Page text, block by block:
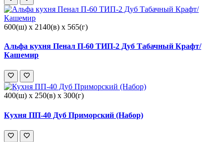
600(ш) x 2140(в) x 565(г)
Альфа кухня Пенал П-60 ТИП-2 Дуб Табачный Крафт/
Кашемир
400(ш) x 250(в) x 300(г)
Кухня ПП-40 Дуб Приморский (Набор)